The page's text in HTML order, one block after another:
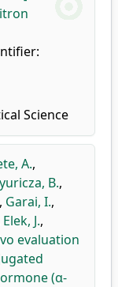
Science
A.,
B.,
, Garai, I.,
Elek, J.,
evaluation
(α-